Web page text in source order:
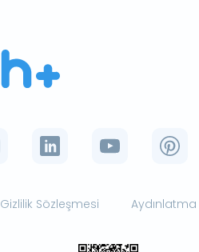
Gizlilik Sözleşmesi